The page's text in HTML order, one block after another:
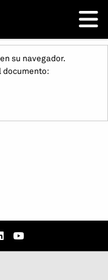
su navegador.
documento: